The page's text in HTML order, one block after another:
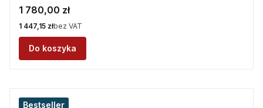
Cena
1 780,00 zł
Cena
1 447,15 złbez VAT
Do koszyka
Bestseller